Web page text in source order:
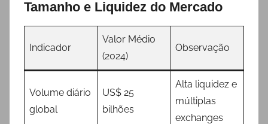
Tamanho e Liquidez do Mercado
Indicador
Valor Médio
(2024)
Observação
Volume diário
global
US$ 25
bilhões
Alta liquidez e
múltiplas
exchanges